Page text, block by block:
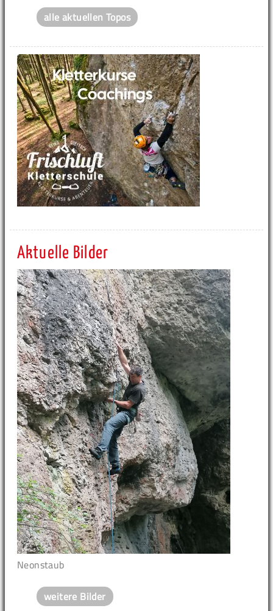
alle aktuellen Topos
Aktuelle Bilder
Neonstaub
weitere Bilder